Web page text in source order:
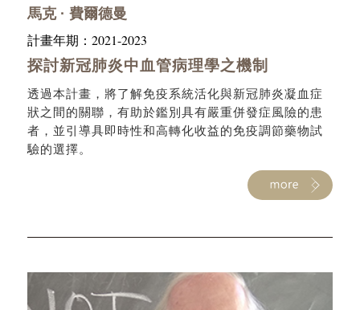
馬克 · 費爾德曼
計畫年期： 2021-2023
探討新冠肺炎中血管病理學之機制
透過本計畫，將了解免疫系統活化與新冠肺炎凝血症
狀之間的關聯，有助於鑑別具有嚴重併發症風險的患
者，並引導具即時性和高轉化收益的免疫調節藥物試
驗的選擇。